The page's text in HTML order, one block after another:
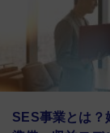
SES事業とは？